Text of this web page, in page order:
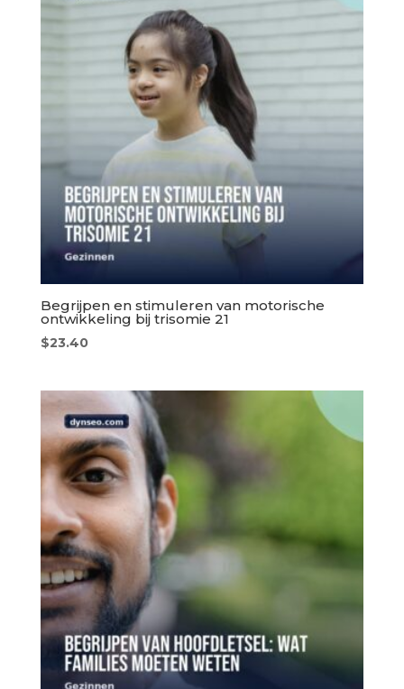
Begrijpen en stimuleren van motorische
ontwikkeling bij trisomie 21
$23.40